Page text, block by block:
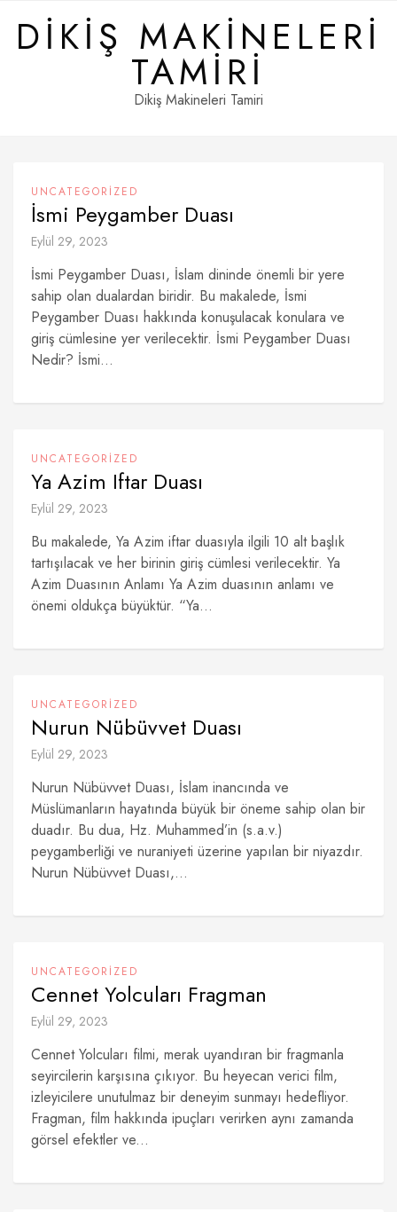
contentDIKIŞ MAKINELERI
TAMIRI
Dikiş Makineleri Tamiri
UNCATEGORIZED
İsmi Peygamber Duası
Eylül 29, 2023
İsmi Peygamber Duası, İslam dininde önemli bir yere
sahip olan dualardan biridir. Bu makalede, İsmi
Peygamber Duası hakkında konuşulacak konulara ve
giriş cümlesine yer verilecektir. İsmi Peygamber Duası
Nedir? İsmi...
UNCATEGORIZED
Ya Azim Iftar Duası
Eylül 29, 2023
Bu makalede, Ya Azim iftar duasıyla ilgili 10 alt başlık
tartışılacak ve her birinin giriş cümlesi verilecektir. Ya
Azim Duasının Anlamı Ya Azim duasının anlamı ve
önemi oldukça büyüktür. “Ya...
UNCATEGORIZED
Nurun Nübüvvet Duası
Eylül 29, 2023
Nurun Nübüvvet Duası, İslam inancında ve
Müslümanların hayatında büyük bir öneme sahip olan bir
duadır. Bu dua, Hz. Muhammed’in (s.a.v.)
peygamberliği ve nuraniyeti üzerine yapılan bir niyazdır.
Nurun Nübüvvet Duası,...
UNCATEGORIZED
Cennet Yolcuları Fragman
Eylül 29, 2023
Cennet Yolcuları filmi, merak uyandıran bir fragmanla
seyircilerin karşısına çıkıyor. Bu heyecan verici film,
izleyicilere unutulmaz bir deneyim sunmayı hedefliyor.
Fragman, film hakkında ipuçları verirken aynı zamanda
görsel efektler ve...